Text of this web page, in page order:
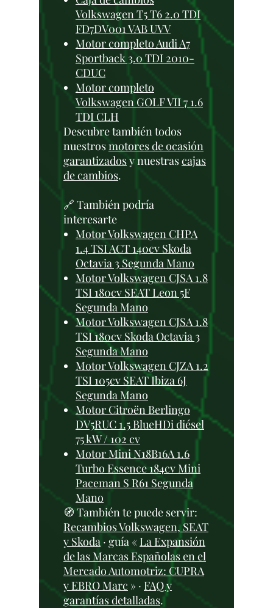
Volkswagen T5 T6 2.0 TDI
FD7DV001 VAB UVV
Motor completo Audi A7
Sportback 3.0 TDI 2010-
CDUC
Motor completo
Volkswagen GOLF VII 7 1.6
TDI CLH
Descubre también todos
nuestrosmotores de ocasión
garantizadosy nuestrascajas
de cambios.
🔗 También podría
interesarte
Motor Volkswagen CHPA
1.4 TSI ACT 140cv Skoda
Octavia 3 Segunda Mano
Motor Volkswagen CJSA 1.8
TSI 180cv SEAT Leon 5F
Segunda Mano
Motor Volkswagen CJSA 1.8
TSI 180cv Skoda Octavia 3
Segunda Mano
Motor Volkswagen CJZA 1.2
TSI 105cv SEAT Ibiza 6J
Segunda Mano
Motor Citroën Berlingo
DV5RUC 1.5 BlueHDi diésel
75 kW / 102 cv
Motor Mini N18B16A 1.6
Turbo Essence 184cv Mini
Paceman S R61 Segunda
Mano
🧭 También te puede servir:
Recambios Volkswagen, SEAT
y Skoda · guía « La Expansión
de las Marcas Españolas en el
Mercado Automotriz: CUPRA
y EBRO Marc » · FAQ y
garantías detalladas.